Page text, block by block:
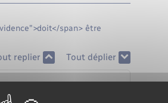
span> être
replier Tout déplier
?